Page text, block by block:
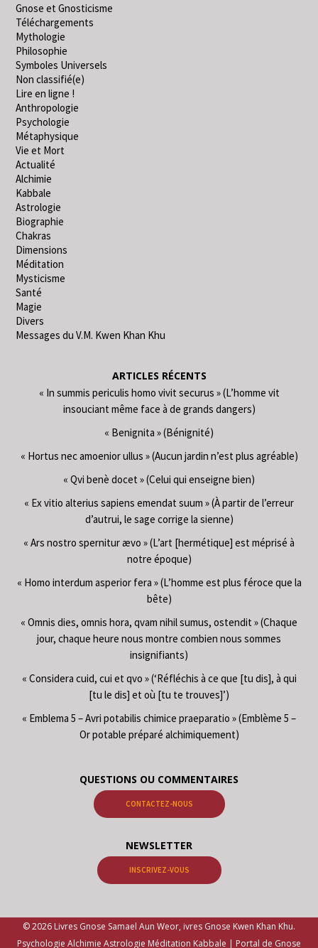
Gnose et Gnosticisme
Téléchargements
Mythologie
Philosophie
Symboles Universels
Non classifié(e)
Lire en ligne !
Anthropologie
Psychologie
Métaphysique
Vie et Mort
Actualité
Alchimie
Kabbale
Astrologie
Biographie
Chakras
Dimensions
Méditation
Mysticisme
Santé
Magie
Divers
Messages du V.M. Kwen Khan Khu
ARTICLES RÉCENTS
« In summis periculis homo vivit securus » (L’homme vit
insouciant même face à de grands dangers)
« Benignita » (Bénignité)
« Hortus nec amoenior ullus » (Aucun jardin n’est plus agréable)
« Qvi benè docet » (Celui qui enseigne bien)
« Ex vitio alterius sapiens emendat suum » (À partir de l’erreur
d’autrui, le sage corrige la sienne)
« Ars nostro spernitur ævo » (L’art [hermétique] est méprisé à
notre époque)
« Homo interdum asperior fera » (L’homme est plus féroce que la
bête)
« Omnis dies, omnis hora, qvam nihil sumus, ostendit » (Chaque
jour, chaque heure nous montre combien nous sommes
insignifiants)
« Considera cuid, cui et qvo » (‘Réfléchis à ce que [tu dis], à qui
[tu le dis] et où [tu te trouves]’)
« Emblema 5 – Avri potabilis chimice praeparatio » (Emblème 5 –
Or potable préparé alchimiquement)
QUESTIONS OU COMMENTAIRES
CONTACTEZ-NOUS
NEWSLETTER
INSCRIVEZ-VOUS
© 2026 Livres Gnose Samael Aun Weor, ivres Gnose Kwen Khan Khu.
Psychologie Alchimie Astrologie Méditation Kabbale | Portal de Gnose